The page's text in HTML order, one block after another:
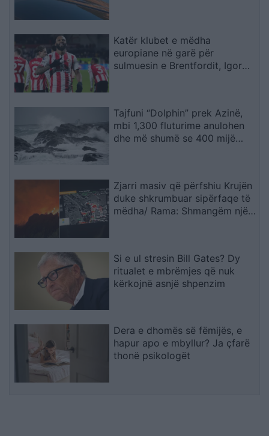
Katër klubet e mëdha
europiane në garë për
sulmuesin e Brentfordit, Igor
Tajfuni “Dolphin” prek Azinë,
mbi 1,300 fluturime anulohen
dhe më shumë se 400 mijë
Zjarri masiv që përfshiu Krujën
duke shkrumbuar sipërfaqe të
mëdha/ Rama: Shmangëm një
Si e ul stresin Bill Gates? Dy
ritualet e mbrëmjes që nuk
kërkojnë asnjë shpenzim
Dera e dhomës së fëmijës, e
hapur apo e mbyllur? Ja çfarë
thonë psikologët